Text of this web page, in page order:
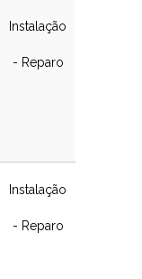
Instalação
- Reparo
Instalação
- Reparo